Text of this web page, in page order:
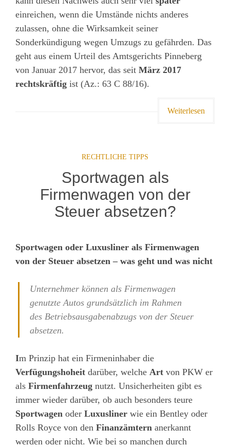
einreichen, wenn die Umstände nichts anderes
zulassen, ohne die Wirksamkeit seiner
Sonderkündigung wegen Umzugs zu gefährden. Das
geht aus einem Urteil des Amtsgerichts Pinneberg
von Januar 2017 hervor, das seit März 2017
rechtskräftig ist (Az.: 63 C 88/16).
Weiterlesen
RECHTLICHE TIPPS
Sportwagen als
Firmenwagen von der
Steuer absetzen?
Sportwagen oder Luxusliner als Firmenwagen
von der Steuer absetzen – was geht und was nicht
Unternehmer können als Firmenwagen
genutzte Autos grundsätzlich im Rahmen
des Betriebsausgabenabzugs von der Steuer
absetzen.
Im Prinzip hat ein Firmeninhaber die
Verfügungshoheit darüber, welche Art von PKW er
als Firmenfahrzeug nutzt. Unsicherheiten gibt es
immer wieder darüber, ob auch besonders teure
Sportwagen oder Luxusliner wie ein Bentley oder
Rolls Royce von den Finanzämtern anerkannt
werden oder nicht. Wie bei so manchen durch